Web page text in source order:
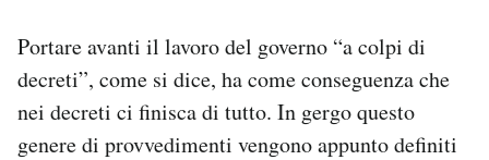
Portare avanti il lavoro del governo “a colpi di
decreti”, come si dice, ha come conseguenza che
nei decreti ci finisca di tutto. In gergo questo
genere di provvedimenti vengono appunto definiti